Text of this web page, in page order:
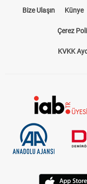
Bize Ulaşın Künye
Çerez
KVKK